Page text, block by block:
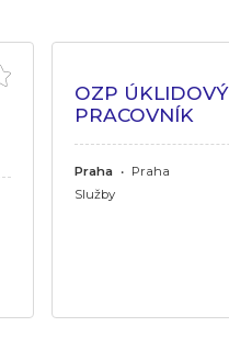
OZP ÚKLIDOVÝ
PRACOVNÍK
Praha • Praha
Služby